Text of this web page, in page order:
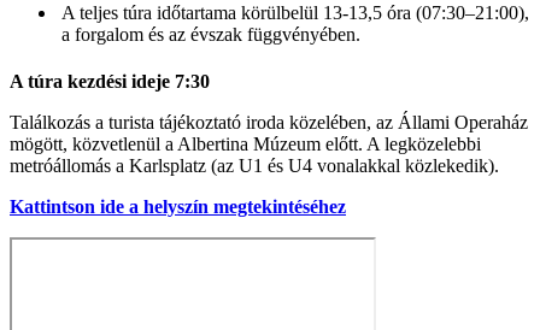
A teljes túra időtartama körülbelül 13-13,5 óra (07:30–21:00),
a forgalom és az évszak függvényében.
A túra kezdési ideje 7:30
Találkozás a turista tájékoztató iroda közelében, az Állami Operaház
mögött, közvetlenül a Albertina Múzeum előtt. A legközelebbi
metróállomás a Karlsplatz (az U1 és U4 vonalakkal közlekedik).
Kattintson ide a helyszín megtekintéséhez